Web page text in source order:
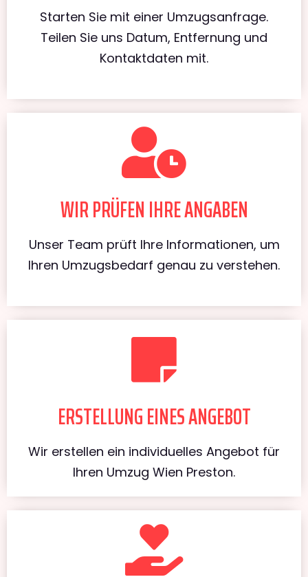
Starten Sie mit einer Umzugsanfrage.
Teilen Sie uns Datum, Entfernung und
Kontaktdaten mit.
WIR PRÜFEN IHRE ANGABEN
Unser Team prüft Ihre Informationen, um
Ihren Umzugsbedarf genau zu verstehen.
ERSTELLUNG EINES ANGEBOT
Wir erstellen ein individuelles Angebot für
Ihren Umzug Wien Preston.